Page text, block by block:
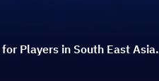
Players in South East Asia.